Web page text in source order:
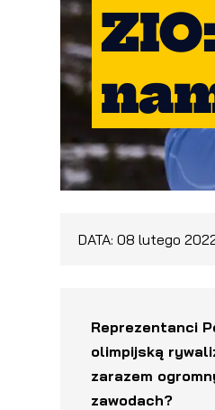
DATA:08 lutego
Reprezentanci
olimpijską
zarazem
zawodach?